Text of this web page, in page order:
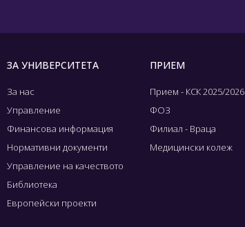
ЗА УНИВЕРСИТЕТА
За нас
Управление
Финансова информация
Нормативни документи
Управление на качеството
Библиотека
Европейски проекти
ПРИЕМ
Прием - КСК 2025/2026
ФОЗ
Филиал - Враца
Медицински колеж